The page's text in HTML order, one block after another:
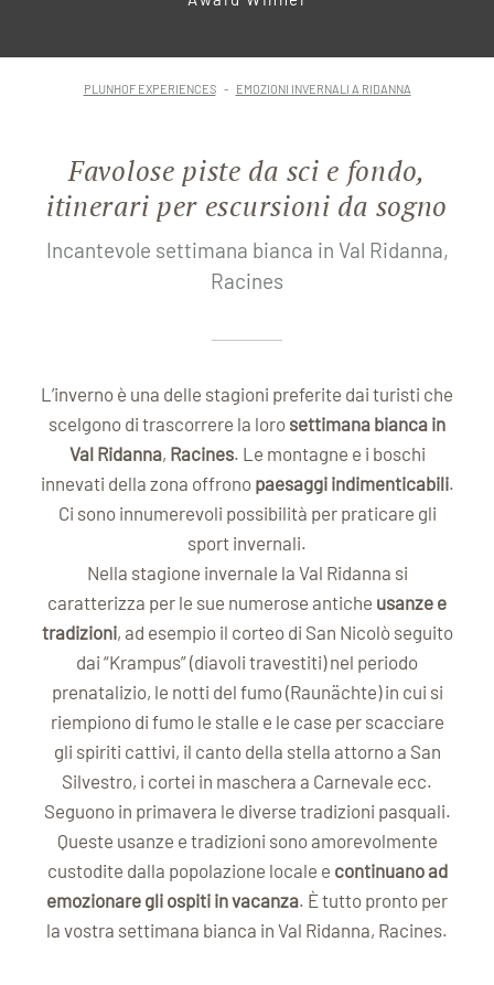
PLUNHOF EXPERIENCES EMOZIONI INVERNALI A RIDANNA
Favolose piste da sci e fondo,
itinerari per escursioni da sogno
Incantevole settimana bianca in Val Ridanna,
Racines
L’inverno è una delle stagioni preferite dai turisti che
scelgono di trascorrere la loro settimana bianca in
Val Ridanna, Racines. Le montagne e i boschi
innevati della zona offrono paesaggi indimenticabili.
Ci sono innumerevoli possibilità per praticare gli
sport invernali.
Nella stagione invernale la Val Ridanna si
caratterizza per le sue numerose antiche usanze e
tradizioni, ad esempio il corteo di San Nicolò seguito
dai “Krampus” (diavoli travestiti) nel periodo
prenatalizio, le notti del fumo (Raunächte) in cui si
riempiono di fumo le stalle e le case per scacciare
gli spiriti cattivi, il canto della stella attorno a San
Silvestro, i cortei in maschera a Carnevale ecc.
Seguono in primavera le diverse tradizioni pasquali.
Queste usanze e tradizioni sono amorevolmente
custodite dalla popolazione locale e continuano ad
emozionare gli ospiti in vacanza. È tutto pronto per
la vostra settimana bianca in Val Ridanna, Racines.